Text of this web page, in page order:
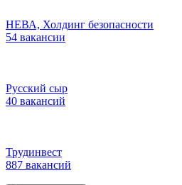
НЕВА, Холдинг безопасности
54 вакансии
Русский сыр
40 вакансий
Трудинвест
887 вакансий